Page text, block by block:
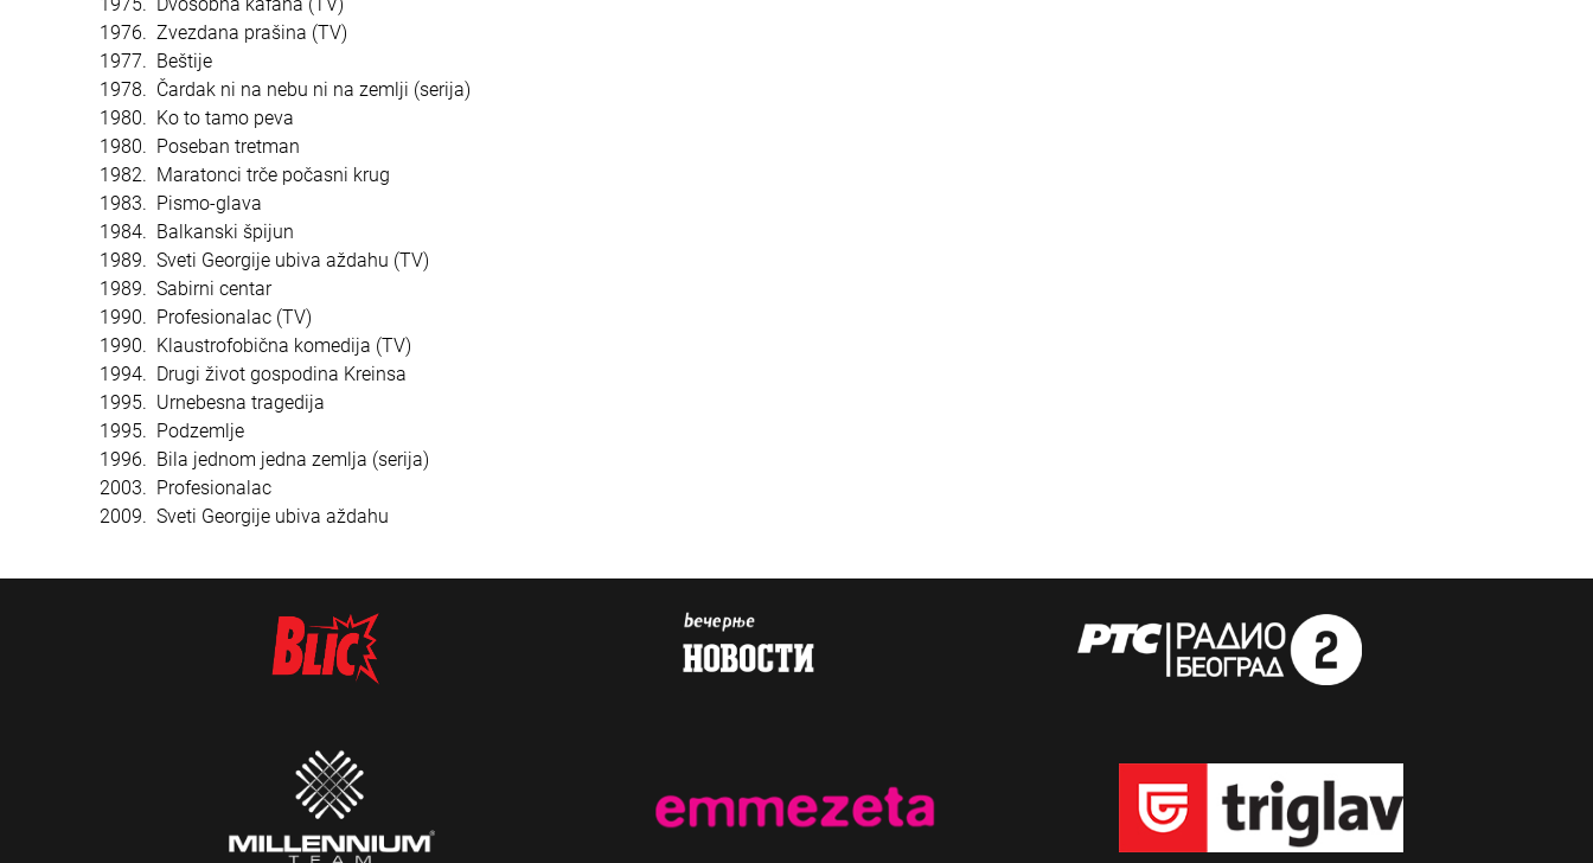
1976. Zvezdana prašina (TV)
1977. Beštije
1978. Čardak ni na nebu ni na zemlji (serija)
1980. Ko to tamo peva
1980. Poseban tretman
1982. Maratonci trče počasni krug
1983. Pismo-glava
1984. Balkanski špijun
1989. Sveti Georgije ubiva aždahu (TV)
1989. Sabirni centar
1990. Profesionalac (TV)
1990. Klaustrofobična komedija (TV)
1994. Drugi život gospodina Kreinsa
1995. Urnebesna tragedija
1995. Podzemlje
1996. Bila jednom jedna zemlja (serija)
2003. Profesionalac
2009. Sveti Georgije ubiva aždahu